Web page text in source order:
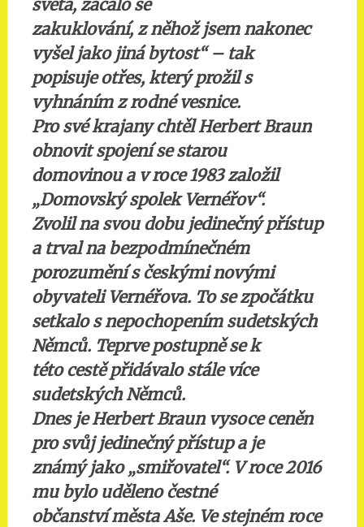
světa, začalo se
zakuklování, z něhož jsem nakonec
vyšel jako jiná bytost“ – tak
popisuje otřes, který prožil s
vyhnáním z rodné vesnice.
Pro své krajany chtěl Herbert Braun
obnovit spojení se starou
domovinou a v roce 1983 založil
„Domovský spolek Vernéřov“.
Zvolil na svou dobu jedinečný přístup
a trval na bezpodmínečném
porozumění s českými novými
obyvateli Vernéřova. To se zpočátku
setkalo s nepochopením sudetských
Němců. Teprve postupně se k
této cestě přidávalo stále více
sudetských Němců.
Dnes je Herbert Braun vysoce ceněn
pro svůj jedinečný přístup a je
známý jako „smiřovatel“. V roce 2016
mu bylo uděleno čestné
občanství města Aše. Ve stejném roce